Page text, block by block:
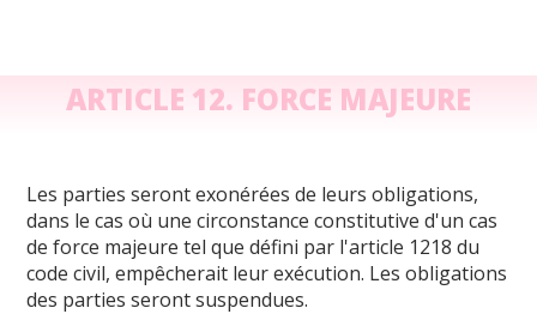
ARTICLE 12. FORCE MAJEURE
Les parties seront exonérées de leurs obligations,
dans le cas où une circonstance constitutive d'un cas
de force majeure tel que défini par l'article 1218 du
code civil, empêcherait leur exécution. Les obligations
des parties seront suspendues.